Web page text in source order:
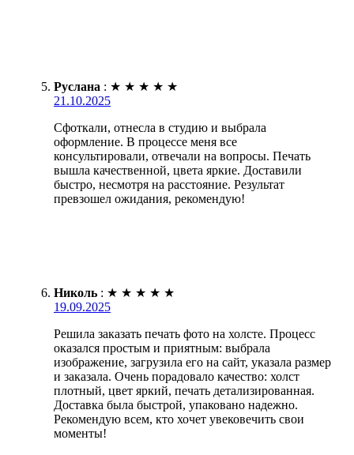
Руслана : ★ ★ ★ ★ ★
21.10.2025
Сфоткали, отнесла в студию и выбрала
оформление. В процессе меня все
консультировали, отвечали на вопросы. Печать
вышла качественной, цвета яркие. Доставили
быстро, несмотря на расстояние. Результат
превзошел ожидания, рекомендую!
Николь : ★ ★ ★ ★ ★
19.09.2025
Решила заказать печать фото на холсте. Процесс
оказался простым и приятным: выбрала
изображение, загрузила его на сайт, указала размер
и заказала. Очень порадовало качество: холст
плотный, цвет яркий, печать детализированная.
Доставка была быстрой, упаковано надежно.
Рекомендую всем, кто хочет увековечить свои
моменты!